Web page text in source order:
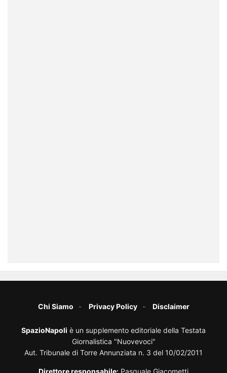
Chi Siamo Privacy Policy Disclaimer
SpazioNapoli è un supplemento editoriale della Testata
Giornalistica "Nuovevoci"
Aut. Tribunale di Torre Annunziata n. 3 del 10/02/2011
Direttore responsabile: Pasquale Giacometti